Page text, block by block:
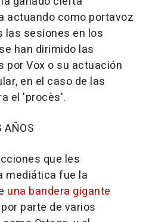
actuando como portavoz
las sesiones en los
han dirimido las
por Vox o su actuación
en el caso de las
el 'procès'.
AÑOS
que les
mediática fue la
una bandera gigante
por parte de varios